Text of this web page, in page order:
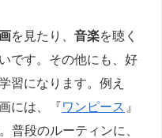
を見たり、 音楽を聴く
です。その他にも、好
習になります。例え
には、『ワンピース 』
普段のルーティンに、